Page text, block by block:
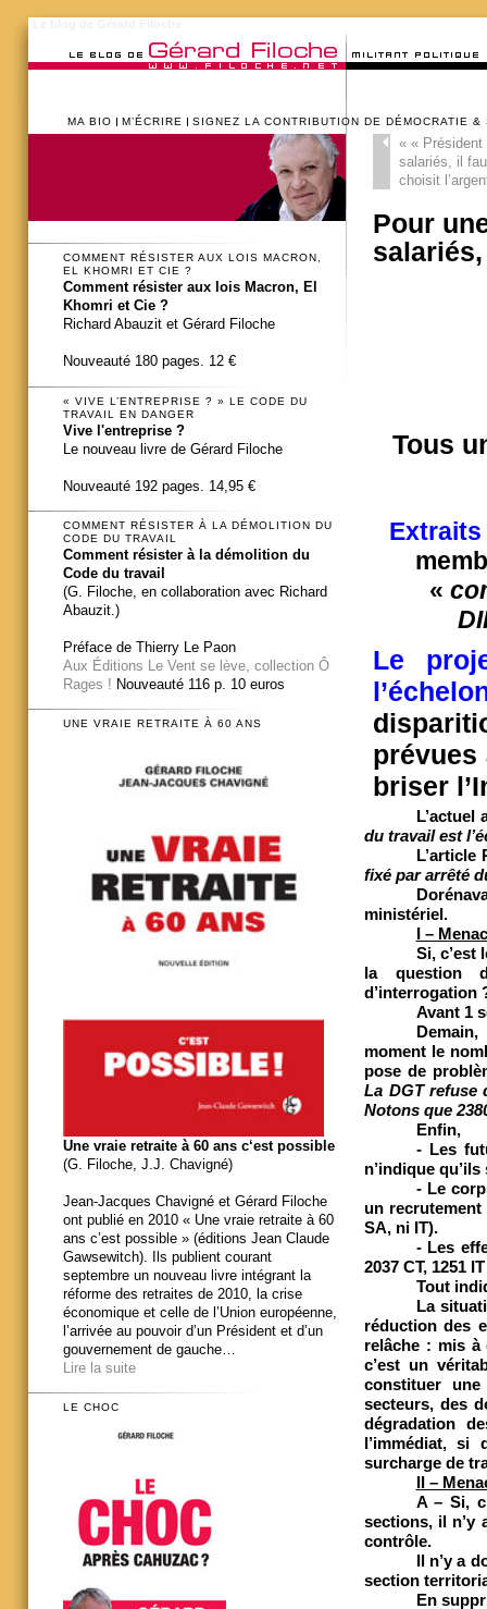
MA BIO M’ÉCRIRE SIGNEZ LA CONTRIBUTION DE DÉMOCRATIE &
«« Président
salariés, il
choisit
Pour
Tous
Extraits
«
Le
prévues
briser
du travail est
fixé par arrêté
ministériel.
I –
Si, c’est
la question
d’interrogation
Avant 1
moment le
pose de
La DGT refuse
Notons que
Enfin,
- Les
n’indique
- Le
un recrutement
SA, ni IT).
- Les
2037 CT, 1251
Tout
La
réduction des
relâche : mis à
c’est un
constituer
secteurs, des
dégradation
l’immédiat, si
surcharge de
II –
A – Si,
sections, il n’y
contrôle.
Il n’y a
section
En
COMMENT RÉSISTER AUX LOIS MACRON,
EL KHOMRI ET CIE ?
Comment résister aux lois Macron, El
Khomri et Cie ?
Richard Abauzit et Gérard Filoche
Nouveauté 180 pages. 12 €
« VIVE L’ENTREPRISE ? » LE CODE DU
TRAVAIL EN DANGER
Vive l'entreprise ?
Le nouveau livre de Gérard Filoche
Nouveauté 192 pages. 14,95 €
COMMENT RÉSISTER À LA DÉMOLITION DU
CODE DU TRAVAIL
Comment résister à la démolition du
Code du travail
(G. Filoche, en collaboration avec Richard
Abauzit.)
Préface de Thierry Le Paon
Aux Éditions Le Vent se lève, collection Ô
Rages ! Nouveauté 116 p. 10 euros
UNE VRAIE RETRAITE À 60 ANS
Une vraie retraite à 60 ans c‘est possible
(G. Filoche, J.J. Chavigné)
Jean-Jacques Chavigné et Gérard Filoche
ont publié en 2010 « Une vraie retraite à 60
ans c’est possible » (éditions Jean Claude
Gawsewitch). Ils publient courant
septembre un nouveau livre intégrant la
réforme des retraites de 2010, la crise
économique et celle de l’Union européenne,
l’arrivée au pouvoir d’un Président et d’un
gouvernement de gauche…
Lire la suite
LE CHOC